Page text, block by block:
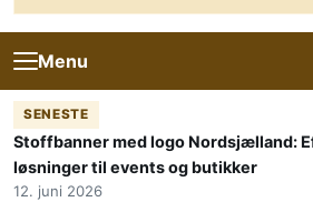
Menu
SENESTE
Stoffbanner med logo Nordsjælland:
løsninger til events og butikker
12. juni 2026